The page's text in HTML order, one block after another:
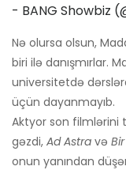
- BANG Showbiz
Nə olursa olsun,
biri ilə danışmırlar.
universitetdə
üçün dayanmayıb.
Aktyor son filmlərini
gəzdi, Ad Astra və
onun yanından